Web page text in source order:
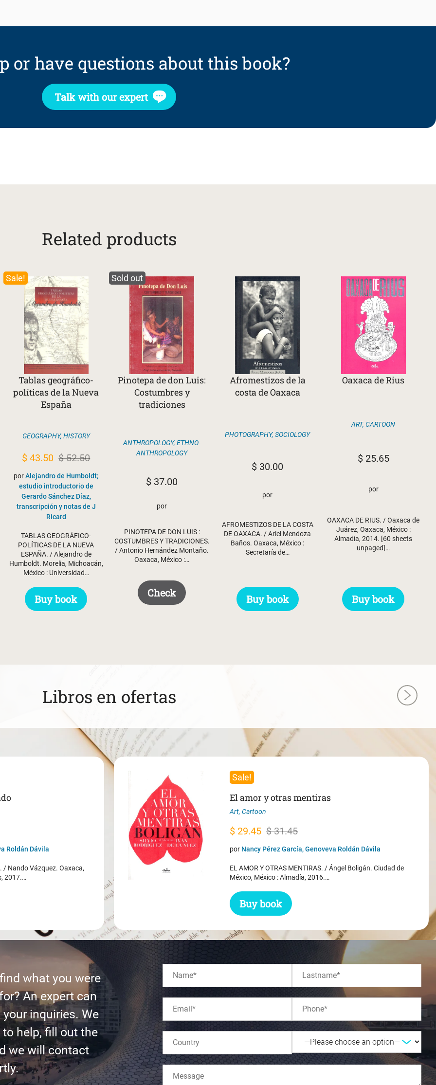
or have questions about this book?
Talk with our expert
Related products
Sale!
Tablas geográfico-
políticas de la Nueva
España
GEOGRAPHY, HISTORY
$52.50
Original
price
was:
$ 52.50.
$ 43.50 Current
price
is:
$ 43.50.
porAlejandro de Humboldt;
estudio introductorio de
Gerardo Sánchez Díaz,
transcripción y notas de J
Ricard
TABLAS GEOGRÁFICO-
POLÍTICAS DE LA NUEVA
ESPAÑA. / Alejandro de
Humboldt. Morelia, Michoacán,
México : Universidad…
Buy book
Sold out
Pinotepa de don Luis:
Costumbres y
tradiciones
ANTHROPOLOGY,ETHNO-
ANTHROPOLOGY
$ 37.00
por
PINOTEPA DE DON LUIS :
COSTUMBRES Y TRADICIONES.
/ Antonio Hernández Montaño.
Oaxaca, México :…
Check
Afromestizos de la
costa de Oaxaca
PHOTOGRAPHY,SOCIOLOGY
$ 30.00
por
AFROMESTIZOS DE LA COSTA
DE OAXACA. / Ariel Mendoza
Baños. Oaxaca, México :
Secretaría de…
Buy book
Oaxaca de Rius
ART,CARTOON
$25.65
por
OAXACA DE RIUS. / Oaxaca de
Juárez, Oaxaca, México :
Almadía, 2014. [60 sheets
unpaged]…
Buy book
Libros en ofertas
Roldán Dávila
/ Nando Vázquez. Oaxaca,
2017.…
Sale!
El amor y otras mentiras
Art, Cartoon
$31.45
Original
price
$ 31.45.
$ 29.45
Current
price
$ 29.45.
por Nancy Pérez García, Genoveva Roldán Dávila
EL AMOR Y OTRAS MENTIRAS. / Ángel Boligán. Ciudad de
México, México : Almadía, 2016.…
Buy book
what you were
An expert can
inquiries. We
to help, fill out the
we will contact